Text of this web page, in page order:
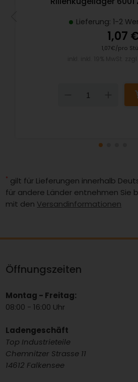
Lieferung: 1-2
1,07
1,07€/pro
Down
* gilt für Lieferungen innerhalb
für andere Länder entnehmen Sie
mit den Versandinformationen
Öffnungszeiten
Montag - Freitag:
08:00 - 16:00 Uhr
Ladengeschäft
Top Industrieteile
Chemnitzer Strasse 11
14612 Falkensee